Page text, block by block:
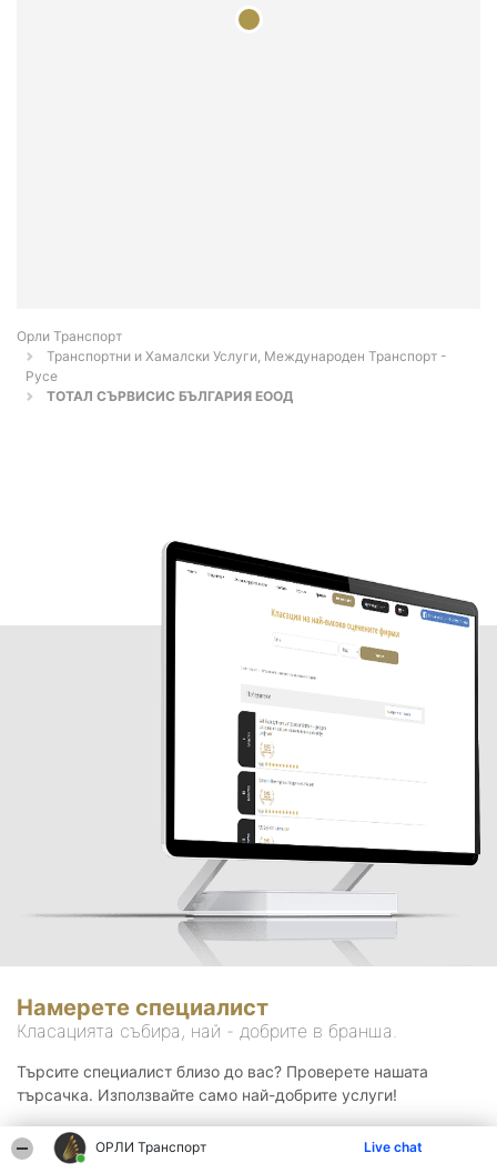
ОРЛИ Транспорт Live chat
Орли Транспорт
Транспортни и Хамалски Услуги, Международен Транспорт -
Русе
ТОТАЛ СЪРВИСИС БЪЛГАРИЯ ЕООД
Намерете специалист
Класацията събира, най - добрите в бранша.
Търсите специалист близо до вас? Проверете нашата
търсачка. Използвайте само най-добрите услуги!